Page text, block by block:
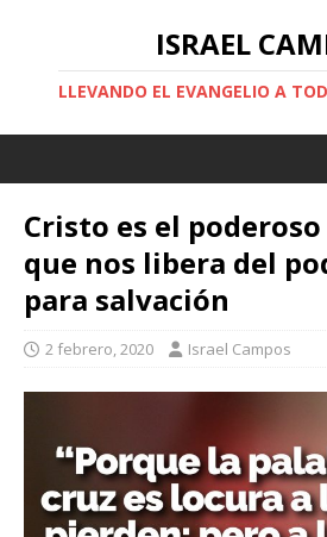
ISRAEL
LLEVANDO EL EVANGELIO A
Cristo es el
que nos libera del
para salvación
2 febrero, 2020 Israel Campos